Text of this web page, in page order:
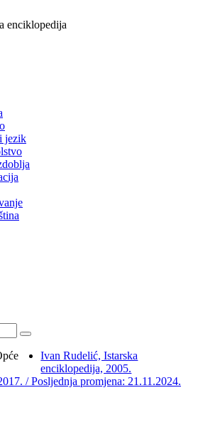
enciklopedija
jezik
Ivan Rudelić, Istarska
enciklopedija, 2005.
/ Posljednja promjena: 21.11.2024.